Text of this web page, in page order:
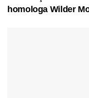
homologa Wilder